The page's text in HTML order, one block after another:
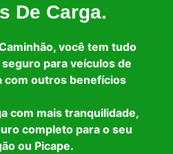
De Carga.
você tem tudo
para veículos de
com outros benefícios
com mais tranquilidade,
completo para o seu
ou Picape.